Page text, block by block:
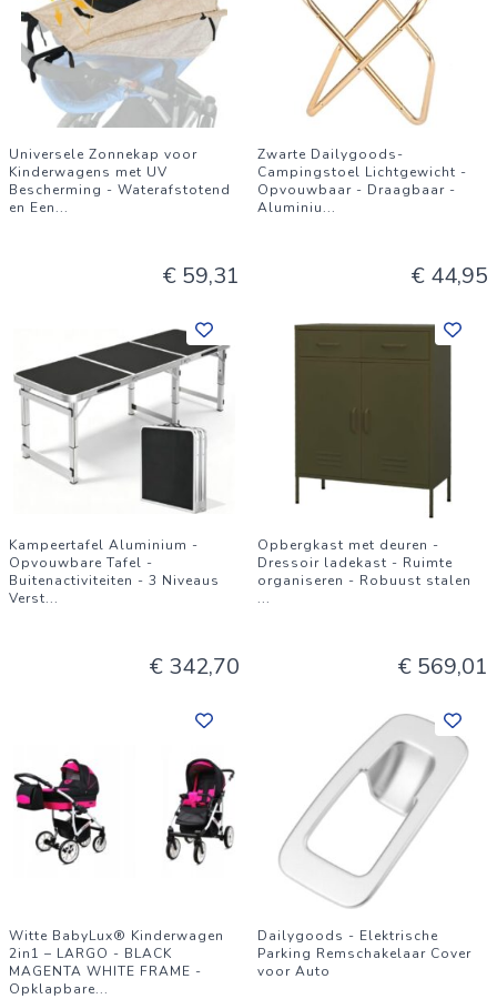
Universele Zonnekap voor
Kinderwagens met UV
Bescherming - Waterafstotend
en Een...
€ 59,31
Zwarte Dailygoods-
Campingstoel Lichtgewicht -
Opvouwbaar - Draagbaar -
Aluminiu...
€ 44,95
Kampeertafel Aluminium -
Opvouwbare Tafel -
Buitenactiviteiten - 3 Niveaus
Verst...
€ 342,70
Opbergkast met deuren -
Dressoir ladekast - Ruimte
organiseren - Robuust stalen
...
€ 569,01
Witte BabyLux® Kinderwagen
2in1 – LARGO - BLACK
MAGENTA WHITE FRAME -
Opklapbare...
Dailygoods - Elektrische
Parking Remschakelaar Cover
voor Auto